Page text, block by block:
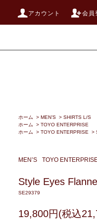
アカウント 会員
ホーム > MEN’S > SHIRTS L/S
ホーム
> TOYO ENTERPRISE
ホーム
> TOYO ENTERPRISE >
MEN’S TOYO
Style Eyes
SE29379
19,800円(税込